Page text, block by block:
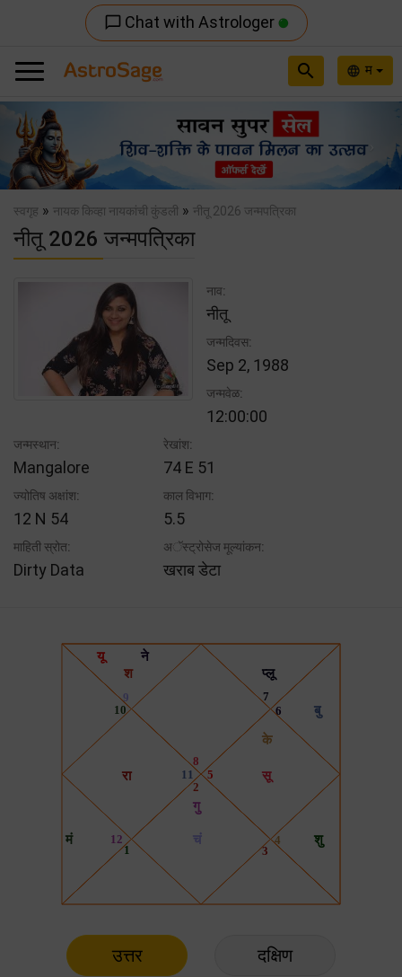
chat_bubble_outline Chat with Astrologer
language म
search
Previous
स्वगृह » नायक किव्हा नायकांची कुंडली » नीतू 2026 जन्मपत्रिका
नीतू 2026 जन्मपत्रिका
नाव:
नीतू
जन्मदिवस:
Sep 2, 1988
जन्मवेळ:
12:00:00
जन्मस्थान:
Mangalore
रेखांश:
74 E 51
ज्योतिष अक्षांश:
12 N 54
काल विभाग:
5.5
माहिती स्रोत:
Dirty Data
अॅस्ट्रोसेज मूल्यांकन:
खराब डेटा
उत्तर दक्षिण